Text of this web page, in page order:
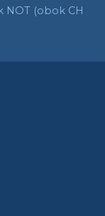
NOT (obok CH